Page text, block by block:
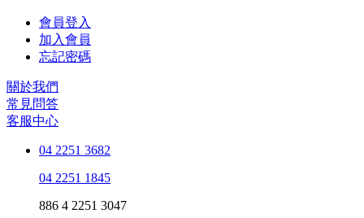
會員登入
加入會員
忘記密碼
關於我們
常見問答
客服中心
04 2251 3682
04 2251 1845
886 4 2251 3047